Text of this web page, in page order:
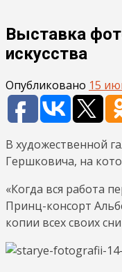
Выставка
искусства
Опубликовано 15
В художественной
Гершковича, на
«Когда вся работа
Принц-консорт
копии всех своих